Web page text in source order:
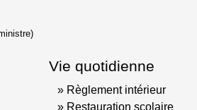
Vie quotidienne
Règlement intérieur
Restauration scolaire